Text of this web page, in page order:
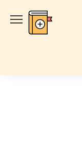
содержанию